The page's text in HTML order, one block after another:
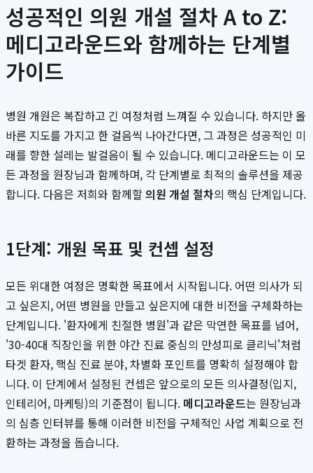
성공적인 의원 개설 절차 A to Z:
메디고라운드와 함께하는 단계별
가이드
병원 개원은 복잡하고 긴 여정처럼 느껴질 수 있습니다. 하지만 올
바른 지도를 가지고 한 걸음씩 나아간다면, 그 과정은 성공적인 미
래를 향한 설레는 발걸음이 될 수 있습니다. 메디고라운드는 이 모
든 과정을 원장님과 함께하며, 각 단계별로 최적의 솔루션을 제공
합니다. 다음은 저희와 함께할의원 개설 절차의 핵심 단계입니다.
1단계: 개원 목표 및 컨셉 설정
모든 위대한 여정은 명확한 목표에서 시작됩니다. 어떤 의사가 되
고 싶은지, 어떤 병원을 만들고 싶은지에 대한 비전을 구체화하는
단계입니다. '환자에게 친절한 병원'과 같은 막연한 목표를 넘어,
'30-40대 직장인을 위한 야간 진료 중심의 만성피로 클리닉'처럼
타겟 환자, 핵심 진료 분야, 차별화 포인트를 명확히 설정해야 합
니다. 이 단계에서 설정된 컨셉은 앞으로의 모든 의사결정(입지,
인테리어, 마케팅)의 기준점이 됩니다. 메디고라운드는 원장님과
의 심층 인터뷰를 통해 이러한 비전을 구체적인 사업 계획으로 전
환하는 과정을 돕습니다.